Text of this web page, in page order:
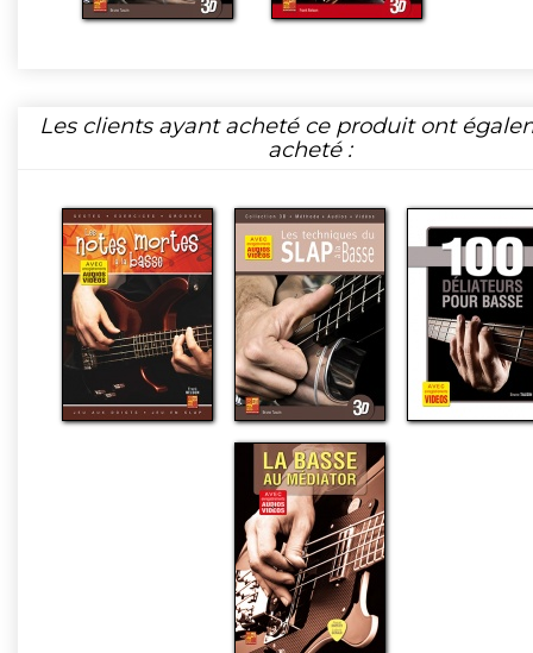
Les clients ayant acheté ce produit ont
acheté :